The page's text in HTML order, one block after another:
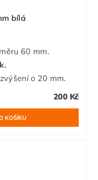
bílá
60 mm.
o 20 mm.
200 Kč